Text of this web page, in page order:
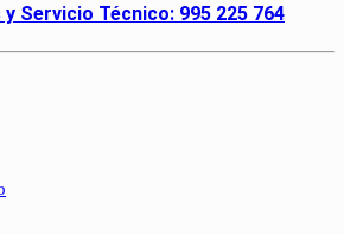
Servicio Técnico: 995 225 764